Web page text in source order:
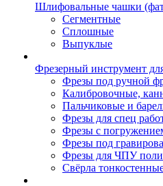
Шлифовальные чашки
Сегментные
Сплошные
Выпуклые
Фрезерный инструмент
Фрезы под ручной
Калибровочные,
Пальчиковые и
Фрезы для спец
Фрезы с
Фрезы под
Фрезы для ЧПУ
Свёрла